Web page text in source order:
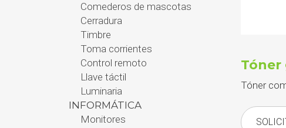
Comederos de mascotas
Cerradura
Timbre
Toma corrientes
Control remoto
Llave táctil
Luminaria
INFORMÁTICA
Monitores
Tóner
Tóner